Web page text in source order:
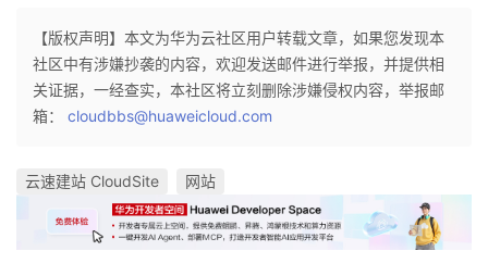
【版权声明】本文为华为云社区用户转载文章，如果您发现本
社区中有涉嫌抄袭的内容，欢迎发送邮件进行举报，并提供相
关证据，一经查实，本社区将立刻删除涉嫌侵权内容，举报邮
箱： cloudbbs@huaweicloud.com
云速建站 CloudSite 网站